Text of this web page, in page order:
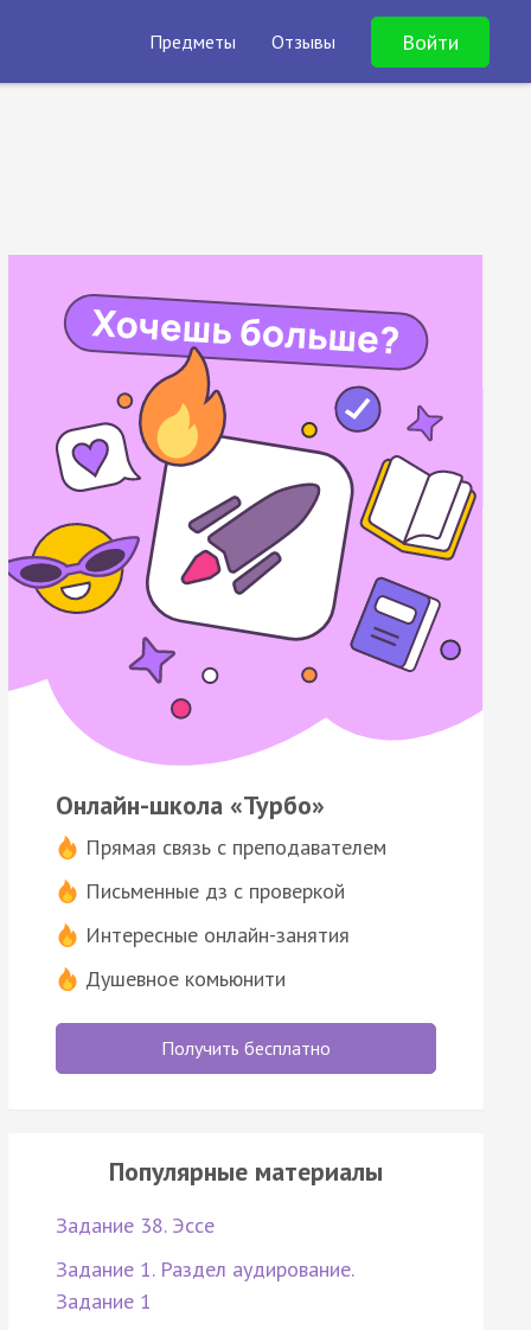
Предметы Отзывы Войти
Онлайн-школа «Турбо»
Прямая связь с преподавателем
Письменные дз с проверкой
Интересные онлайн-занятия
Душевное комьюнити
Получить бесплатно
Популярные материалы
Задание 38. Эссе
Задание 1. Раздел аудирование.
Задание 1